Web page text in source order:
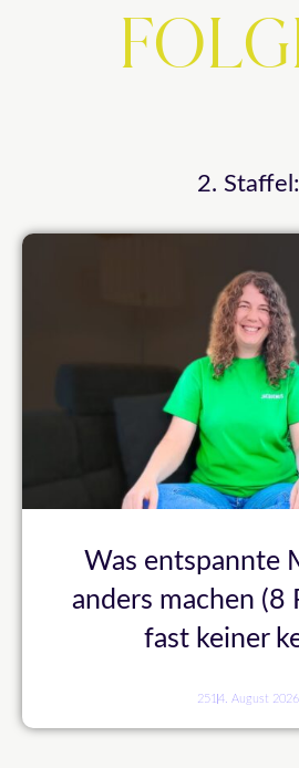
2. Staffel:
Was entspannte
anders machen (8
fast keiner
2514. August 2026